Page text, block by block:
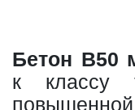
Бетон В50
к классу